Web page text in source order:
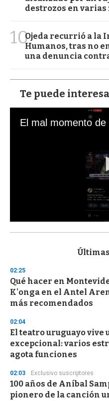
destrozos en varias
10Ojeda recurrió a la
Humanos, tras no
una denuncia
Te puede
s
d
s
o
f
3
s
e
c
o
n
02:25
Qué hacer en
K'onga en el Antel
más recomendados
02:04
El teatro uruguayo vive
excepcional: varios
agota funciones
02:03 Exclusivo suscriptores
100 años de Aníbal
pionero de la canción